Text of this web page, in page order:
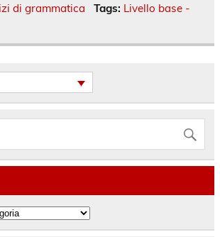
di grammatica Tags: Livello base -